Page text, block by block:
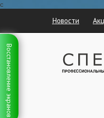
с
Восстановление экранов
Новости